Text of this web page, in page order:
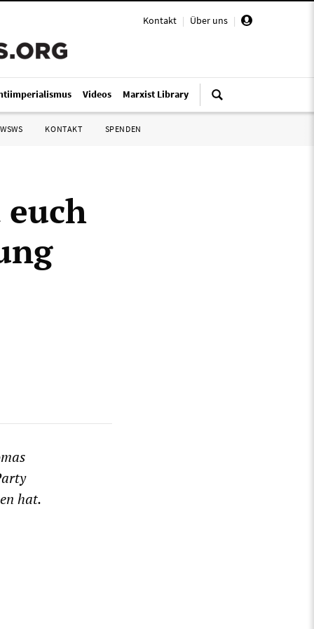
Kontakt | Über uns |
Videos Marxist Library
KONTAKT SPENDEN
hat.